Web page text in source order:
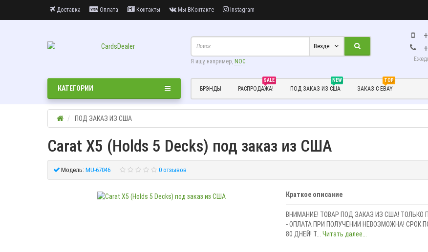
Доставка Оплата Контакты Мы ВКонтакте Instagram
Везде
Я ищу, например, NOC
БРЭНДЫ
SALE
РАСПРОДАЖА!
NEW
ПОД ЗАКАЗ ИЗ США
TOP
ЗАКАЗ С EBAY
КАТЕГОРИИ
ПОД ЗАКАЗ ИЗ США
Carat X5 (Holds 5 Decks) под заказ из США
Модель: MU-67046 0 отзывов
Краткое описание
ВНИМАНИЕ! ТОВАР ПОД ЗАКАЗ ИЗ США! ТОЛЬКО
- ОПЛАТА ПРИ ПОЛУЧЕНИИ НЕВОЗМОЖНА! СРОК
80 ДНЕЙ! T... Читать далее...